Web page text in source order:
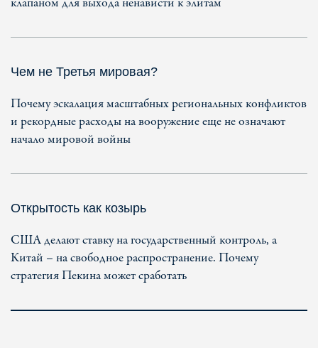
Чем не Третья мировая?
Почему эскалация масштабных региональных конфликтов
и рекордные расходы на вооружение еще не означают
начало мировой войны
Открытость как козырь
США делают ставку на государственный контроль, а
Китай – на свободное распространение. Почему
стратегия Пекина может сработать